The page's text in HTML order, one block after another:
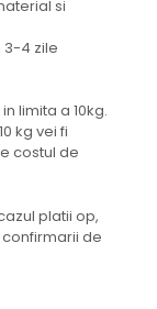
si
3-4 zile
limita a 10kg.
kg vei fi
costul de
platii op,
de